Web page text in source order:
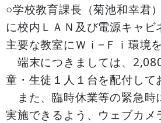
○学校教育課長（菊池和幸
に校内ＬＡＮ及び電源キャビ
主要な教室にＷｉ−Ｆｉ環境
端末につきましては、
童・生徒１人１台を配付して
また、臨時休業等の緊急時
実施できるよう、ウェブカメ